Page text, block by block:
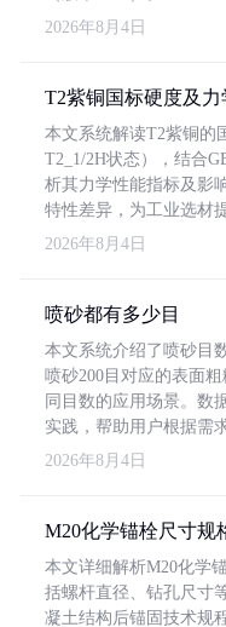
2026年8月4日
T2紫铜国标硬度及
本文系统解读T2紫铜的
T2_1/2H状态），结合
析其力学性能指标及影
特性差异，为工业选材
2026年8月4日
喷砂都有多少目
本文系统介绍了喷砂目
喷砂200目对应的表面
同目数的应用场景。数
实践，帮助用户根据需
2026年8月4日
M20化学锚栓尺寸规
本文详细解析M20化学
括螺杆直径、钻孔尺寸
凝土结构后锚固技术规